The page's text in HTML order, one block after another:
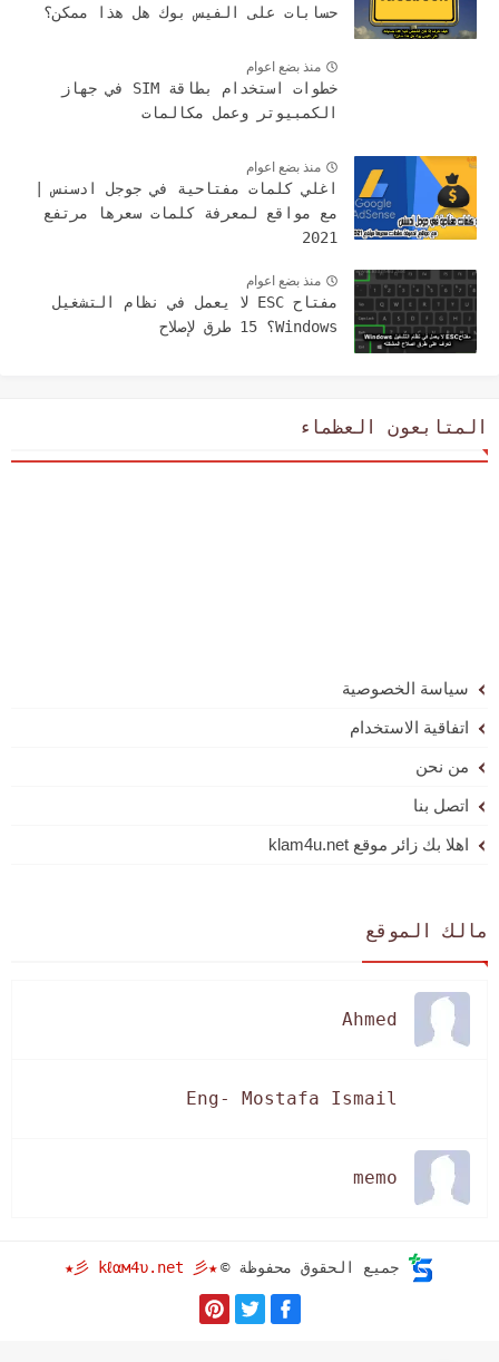
حسابات على الفيس بوك هل هذا ممكن؟
منذ بضع اعوام
خطوات استخدام بطاقة SIM في جهاز
الكمبيوتر وعمل مكالمات
منذ بضع اعوام
اغلي كلمات مفتاحية في جوجل ادسنس |
مع مواقع لمعرفة كلمات سعرها مرتفع
2021
منذ بضع اعوام
مفتاح ESC لا يعمل في نظام التشغيل
Windows؟ 15 طرق لإصلاح
المتابعون العظماء
سياسة الخصوصية
اتفاقية الاستخدام
من نحن
اتصل بنا
اهلا بك زائر موقع klam4u.net
مالك الموقع
Ahmed
Eng- Mostafa Ismail
memo
جميع الحقوق محفوظة ©★彡 kℓαм4υ.net 彡★